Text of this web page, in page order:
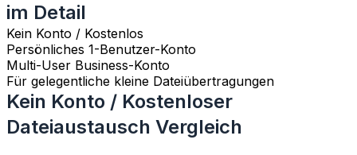
im Detail
Kein Konto / Kostenlos
Persönliches 1-Benutzer-Konto
Multi-User Business-Konto
Für gelegentliche kleine Dateiübertragungen
Kein Konto / Kostenloser
Dateiaustausch Vergleich